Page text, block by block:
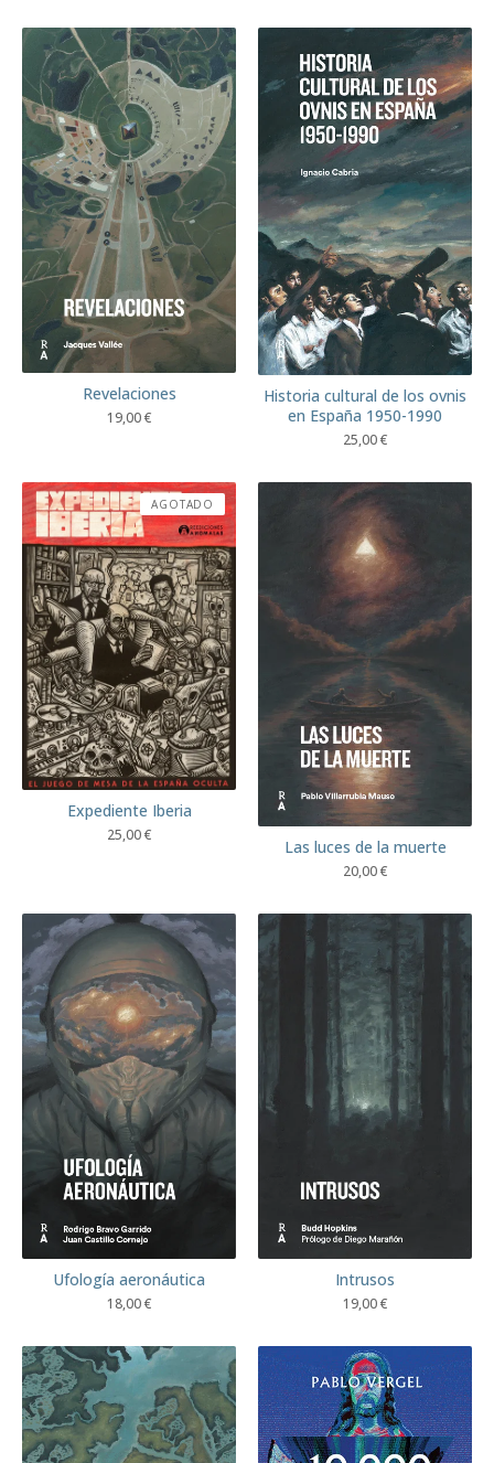
Revelaciones
19,00€
Historia cultural de los ovnis
en España 1950-1990
25,00€
Expediente Iberia
25,00€
AGOTADO
Las luces de la muerte
20,00€
Ufología aeronáutica
18,00€
Intrusos
19,00€